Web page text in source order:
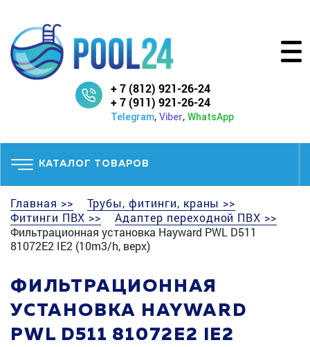
+ 7 (812) 921-26-24
+ 7 (911) 921-26-24
Telegram, Viber, WhatsApp
КАТАЛОГ ТОВАРОВ
Главная >>
Трубы, фитинги, краны >>
Фитинги ПВХ >>
Адаптер переходной ПВХ >>
Фильтрационная установка Hayward PWL D511
81072E2 IE2 (10m3/h, верх)
ФИЛЬТРАЦИОННАЯ
УСТАНОВКА HAYWARD
PWL D511 81072E2 IE2